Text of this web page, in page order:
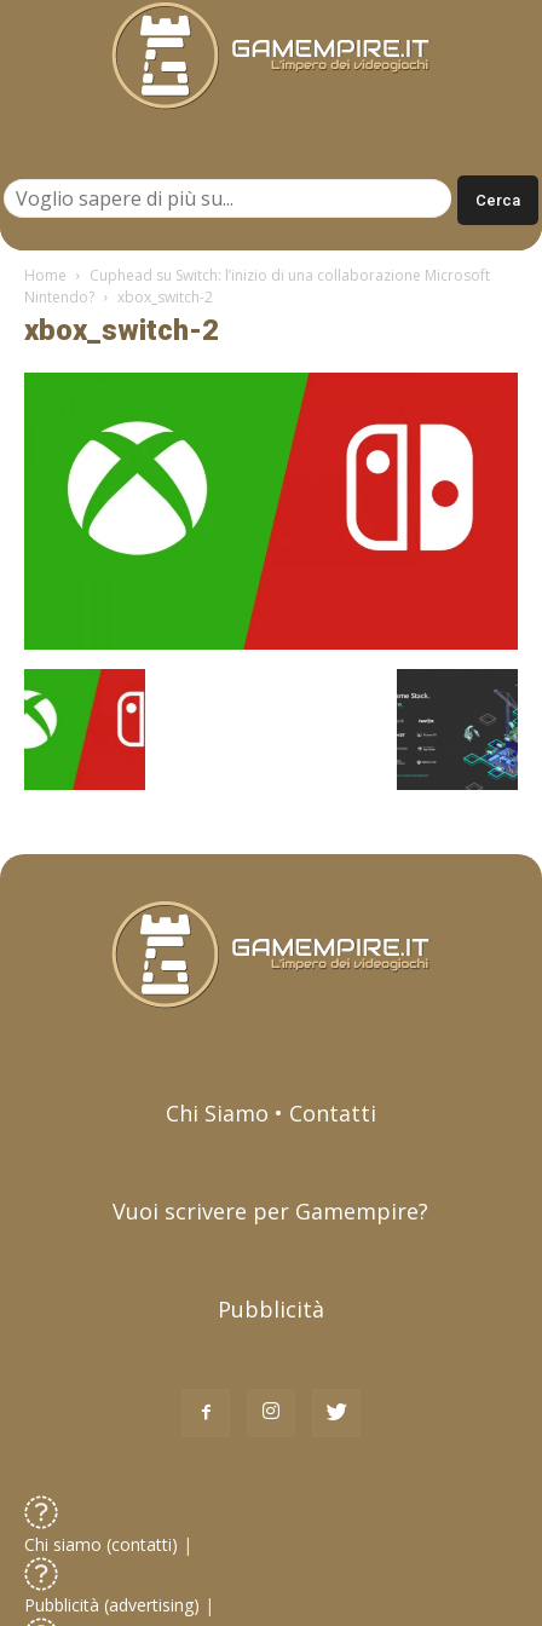
Home
Cuphead su Switch: l’inizio di una collaborazione Microsoft
Nintendo?
xbox_switch-2
xbox_switch-2
Chi Siamo • Contatti
Vuoi scrivere per Gamempire?
Pubblicità
Chi siamo (contatti) |
Pubblicità (advertising) |